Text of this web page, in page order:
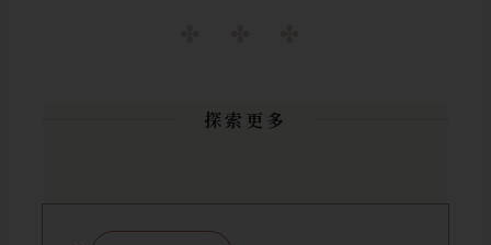
探索更多